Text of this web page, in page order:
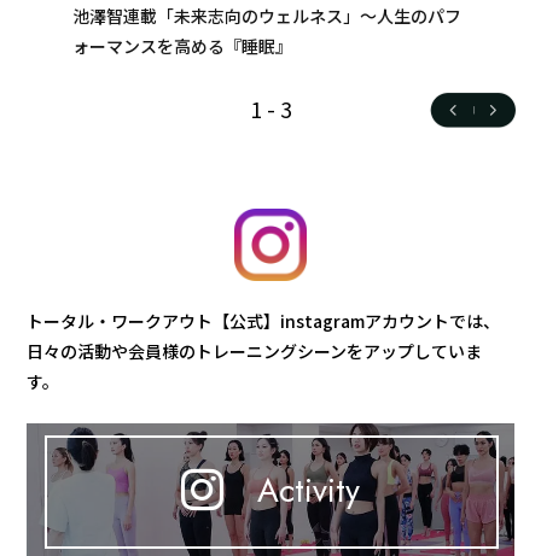
池澤智連載「未来志向のウェルネス」～人生のパフ
ォーマンスを高める『睡眠』
1 - 3
トータル・ワークアウト【公式】instagramアカウントでは、
日々の活動や会員様のトレーニングシーンをアップしていま
す。
Activity